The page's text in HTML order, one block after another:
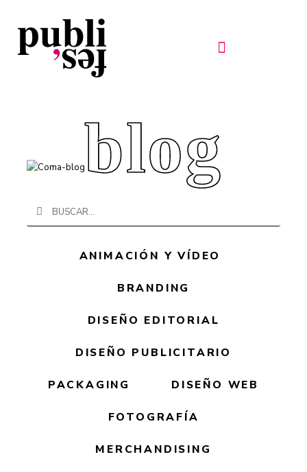
blog
BuscarBuscar
ANIMACIÓN Y VÍDEO
BRANDING
DISEÑO EDITORIAL
DISEÑO PUBLICITARIO
PACKAGING DISEÑO WEB
FOTOGRAFÍA
MERCHANDISING